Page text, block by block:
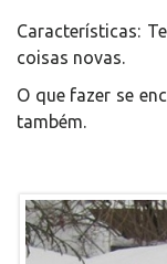
Características:
coisas novas.
O que fazer se
também.